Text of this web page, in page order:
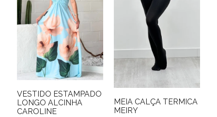
VESTIDO ESTAMPADO
LONGO ALCINHA
CAROLINE
MEIA CALÇA TERMICA
MEIRY